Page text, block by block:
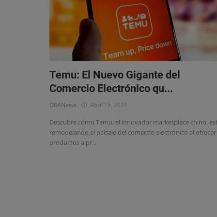
Temu: El Nuevo Gigante del
Comercio Electrónico qu...
OlIANews Abril 15, 2024
Descubre cómo Temu, el innovador marketplace chino,
remodelando el paisaje del comercio electrónico al ofrecer
productos a pr...